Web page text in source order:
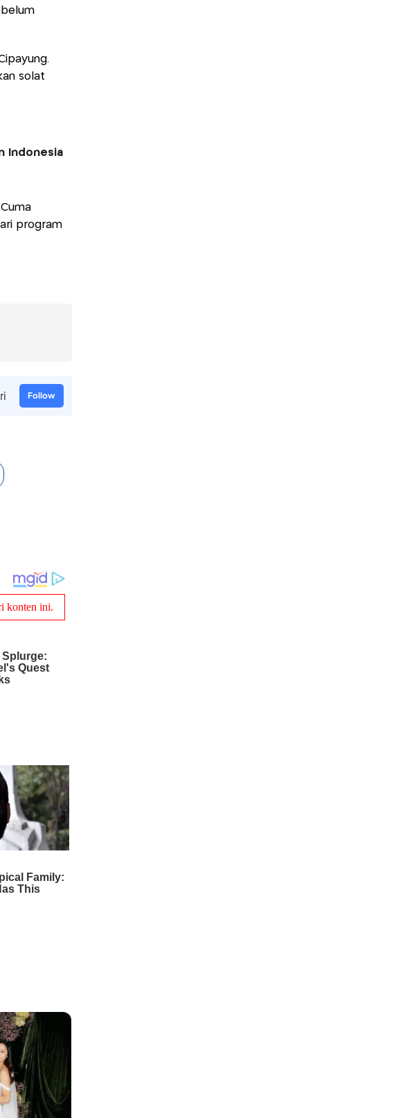
solat
Indonesia
program
Follow